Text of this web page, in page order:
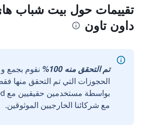
تقييمات حول بيت شباب
داون تاون
تم التحقق منه 100%
نقوم بجمع
الحجوزات التي تم التحقق منها
مع شركائنا الخارجيين الموثوقين.